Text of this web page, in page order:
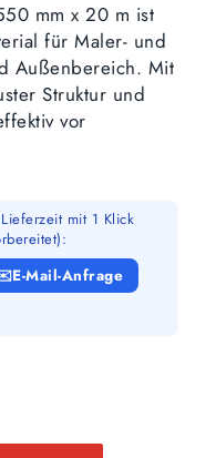
mm x 20 m ist
für Maler- und
Außenbereich. Mit
Struktur und
vor
mit 1 Klick
E-Mail-Anfrage